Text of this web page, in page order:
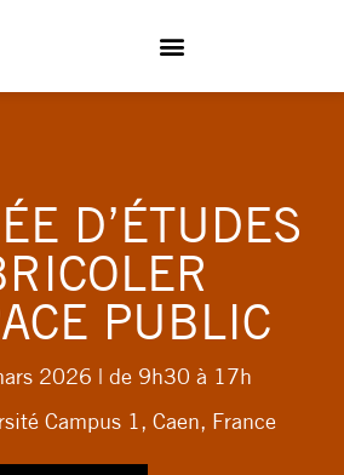
D’ÉTUDES
PUBLIC
2026 | de 9h30 à 17h
Campus 1, Caen, France